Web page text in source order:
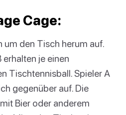
Cage:
um den Tisch herum auf.
erhalten je einen
Tischtennisball. Spieler A
gegenüber auf. Die
Bier oder anderem